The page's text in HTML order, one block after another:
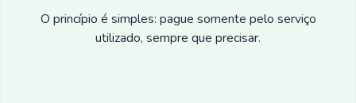
O princípio é simples: pague somente pelo serviço
utilizado, sempre que precisar.